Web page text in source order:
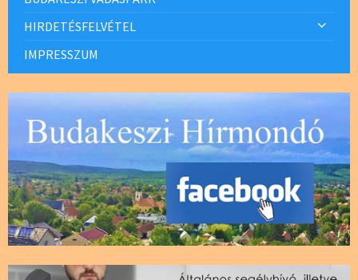
HIRDETÉSFELVÉTEL
IMPRESSZUM